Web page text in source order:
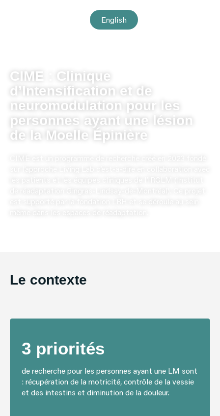
English
CIME : Clinique
d’Intensification et de
neuromodulation pour les
personnes ayant une lésion
de la Moelle Épinière
Le contexte
3 priorités
de recherche pour les personnes ayant une LM sont
: récupération de la motricité, contrôle de la vessie
et des intestins et diminution de la douleur.